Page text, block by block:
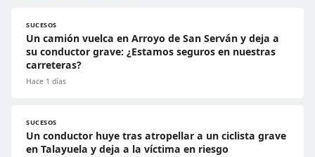
SUCESOS
Un camión vuelca en Arroyo de San Serván y deja a
su conductor grave: ¿Estamos seguros en nuestras
carreteras?
Hace 1 días
SUCESOS
Un conductor huye tras atropellar a un ciclista grave
en Talayuela y deja a la víctima en riesgo